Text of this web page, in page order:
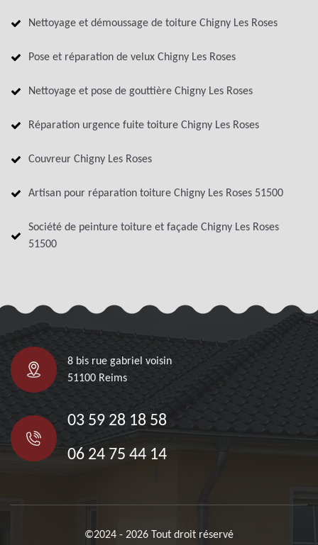
Nettoyage et démoussage de toiture Chigny Les Roses
Pose et réparation de velux Chigny Les Roses
Nettoyage et pose de gouttière Chigny Les Roses
Réparation urgence fuite toiture Chigny Les Roses
Couvreur Chigny Les Roses
Artisan pour réparation toiture Chigny Les Roses 51500
Société de peinture toiture et façade Chigny Les Roses
51500
8 bis rue gabriel voisin
51100 Reims
03 59 28 18 58
06 24 75 44 14
©2024 - 2026 Tout droit réservé